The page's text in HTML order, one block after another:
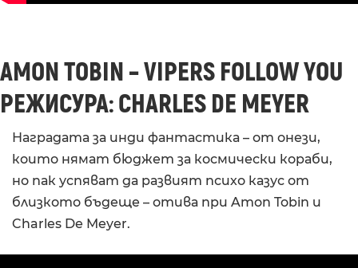
AMON TOBIN – VIPERS FOLLOW YOU
РЕЖИСУРА: CHARLES DE MEYER
Наградата за инди фантастика – от онези,
които нямат бюджет за космически кораби,
но пак успяват да развият психо казус от
близкото бъдеще – отива при Amon Tobin и
Charles De Meyer.